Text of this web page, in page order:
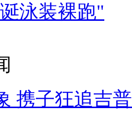
泳装裸跑"
携子狂追吉